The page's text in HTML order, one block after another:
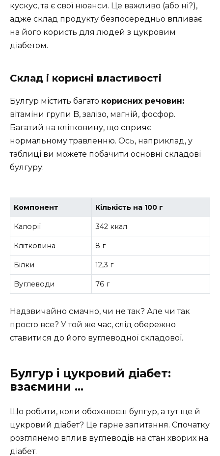
кускус, та є свої нюанси. Це важливо (або ні?),
адже склад продукту безпосередньо впливає
на його користь для людей з цукровим
діабетом.
Склад і корисні властивості
Булгур містить багато корисних речовин:
вітаміни групи B, залізо, магній, фосфор.
Багатий на клітковину, що сприяє
нормальному травленню. Ось, наприклад, у
таблиці ви можете побачити основні складові
булгуру:
Компонент Кількість на 100 г
Калорії 342 ккал
Клітковина 8 г
Білки 12,3 г
Вуглеводи 76 г
Надзвичайно смачно, чи не так? Але чи так
просто все? У той же час, слід обережно
ставитися до його вуглеводної складової.
Булгур і цукровий діабет:
взаємини …
Що робити, коли обожнюєш булгур, а тут ще й
цукровий діабет? Це гарне запитання. Спочатку
розглянемо вплив вуглеводів на стан хворих на
діабет.